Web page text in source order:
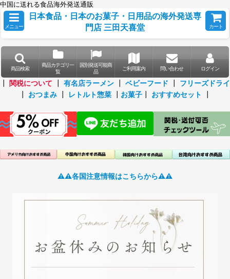
中国に送れる食品海外発送通販
メニュー
日本食品・日本のお菓子・日用品の海外発送専
門店 三田天喜堂
カート
商品検索
商品カテゴリ一
覧
国別発送可能商
品
ご利用案内 問い合わせ ログイン
関税について 有名店ラーメン ベビーフード
フリーズドライ
おつまみ レトルト惣菜 お菓子 おすすめセット
⚠️⚠️各国注意情報はこちらから⚠️⚠️